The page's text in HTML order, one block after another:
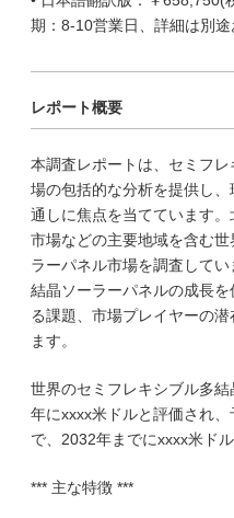
期：8-10営業日、詳細は別途
レポート概要
本調査レポートは、セミフ
場の包括的な分析を提供し
通しに焦点を当てています
市場などの主要地域を含む
ラーパネル市場を調査して
結晶ソーラーパネルの成長
る課題、市場プレイヤーの
ます。
世界のセミフレキシブル多
年にxxxx米ドルと評価され
で、2032年までにxxxx米ド
*** 主な特徴 ***